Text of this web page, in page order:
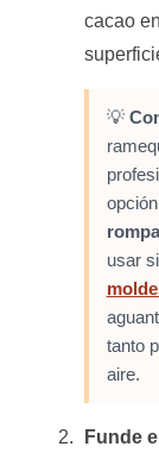
cacao
💡
usar
tanto
aire.
Funde